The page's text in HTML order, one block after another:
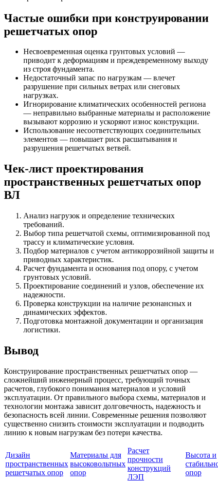
Частые ошибки при конструировании
решетчатых опор
Несвоевременная оценка грунтовых условий —
приводит к деформациям и преждевременному выходу
из строя фундамента.
Недостаточный запас по нагрузкам — влечет
разрушение при сильных ветрах или снеговых
нагрузках.
Игнорирование климатических особенностей региона
— неправильно выбранные материалы и расположение
вызывают коррозию и ускоряют износ конструкции.
Использование несоответствующих соединительных
элементов — повышает риск расшатывания и
разрушения решетчатых ветвей.
Чек-лист проектирования
пространственных решетчатых опор
ВЛ
Анализ нагрузок и определение технических
требований.
Выбор типа решетчатой схемы, оптимизированной под
трассу и климатические условия.
Подбор материалов с учетом антикоррозийной защиты и
приводных характеристик.
Расчет фундамента и основания под опору, с учетом
грунтовых условий.
Проектирование соединений и узлов, обеспечение их
надежности.
Проверка конструкции на наличие резонансных и
динамических эффектов.
Подготовка монтажной документации и организация
логистики.
Вывод
Конструирование пространственных решетчатых опор —
сложнейший инженерный процесс, требующий точных
расчетов, глубокого понимания материалов и условий
эксплуатации. От правильного выбора схемы, материалов и
технологии монтажа зависит долговечность, надежность и
безопасность всей линии. Современные решения позволяют
существенно снизить стоимости эксплуатации и подводить
линию к новым нагрузкам без потери качества.
Дизайн
пространственных
решетчатых опор
Материалы для
высоковольтных
опор
Расчет
прочности
конструкций
ЛЭП
Высота и
опор